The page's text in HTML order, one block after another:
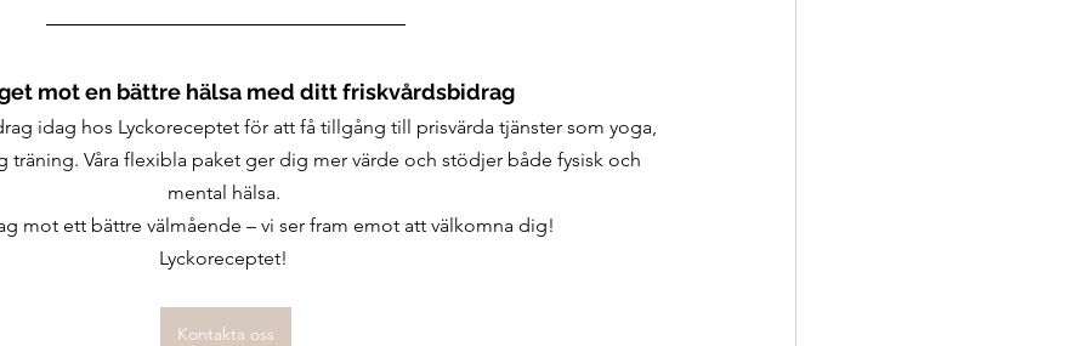
mot en bättre hälsa med ditt friskvårdsbidrag
idag hos Lyckoreceptet för att få tillgång till prisvärda tjänster som yoga,
träning. Våra flexibla paket ger dig mer värde och stödjer både fysisk och
mental hälsa.
mot ett bättre välmående – vi ser fram emot att välkomna dig!
Lyckoreceptet!
Kontakta oss